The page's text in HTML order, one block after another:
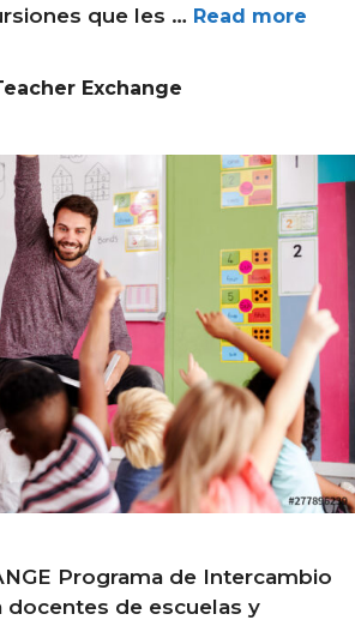
que les … Read more
Exchange
Programa de Intercambio
docentes de escuelas y